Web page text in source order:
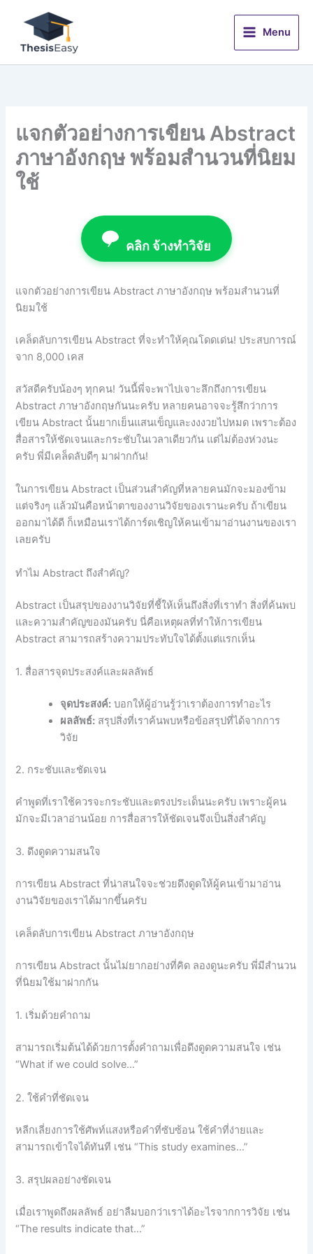
content
Menu
แจกตัวอย่างการเขียน Abstract
ภาษาอังกฤษ พร้อมสำนวนที่นิยม
ใช้
คลิก จ้างทำวิจัย
แจกตัวอย่างการเขียน Abstract ภาษาอังกฤษ พร้อมสำนวนที่
นิยมใช้
เคล็ดลับการเขียน Abstract ที่จะทำให้คุณโดดเด่น! ประสบการณ์
จาก 8,000 เคส
สวัสดีครับน้องๆ ทุกคน! วันนี้พี่จะพาไปเจาะลึกถึงการเขียน
Abstract ภาษาอังกฤษกันนะครับ หลายคนอาจจะรู้สึกว่าการ
เขียน Abstract นั้นยากเย็นแสนเข็ญและงงงวยไปหมด เพราะต้อง
สื่อสารให้ชัดเจนและกระชับในเวลาเดียวกัน แต่ไม่ต้องห่วงนะ
ครับ พี่มีเคล็ดลับดีๆ มาฝากกัน!
ในการเขียน Abstract เป็นส่วนสำคัญที่หลายคนมักจะมองข้าม
แต่จริงๆ แล้วมันคือหน้าตาของงานวิจัยของเรานะครับ ถ้าเขียน
ออกมาได้ดี ก็เหมือนเราได้การ์ดเชิญให้คนเข้ามาอ่านงานของเรา
เลยครับ
ทำไม Abstract ถึงสำคัญ?
Abstract เป็นสรุปของงานวิจัยที่ชี้ให้เห็นถึงสิ่งที่เราทำ สิ่งที่ค้นพบ
และความสำคัญของมันครับ นี่คือเหตุผลที่ทำให้การเขียน
Abstract สามารถสร้างความประทับใจได้ตั้งแต่แรกเห็น
1. สื่อสารจุดประสงค์และผลลัพธ์
จุดประสงค์: บอกให้ผู้อ่านรู้ว่าเราต้องการทำอะไร
ผลลัพธ์: สรุปสิ่งที่เราค้นพบหรือข้อสรุปที่ได้จากการ
วิจัย
2. กระชับและชัดเจน
คำพูดที่เราใช้ควรจะกระชับและตรงประเด็นนะครับ เพราะผู้คน
มักจะมีเวลาอ่านน้อย การสื่อสารให้ชัดเจนจึงเป็นสิ่งสำคัญ
3. ดึงดูดความสนใจ
การเขียน Abstract ที่น่าสนใจจะช่วยดึงดูดให้ผู้คนเข้ามาอ่าน
งานวิจัยของเราได้มากขึ้นครับ
เคล็ดลับการเขียน Abstract ภาษาอังกฤษ
การเขียน Abstract นั้นไม่ยากอย่างที่คิด ลองดูนะครับ พี่มีสำนวน
ที่นิยมใช้มาฝากกัน
1. เริ่มด้วยคำถาม
สามารถเริ่มต้นได้ด้วยการตั้งคำถามเพื่อดึงดูดความสนใจ เช่น
“What if we could solve…”
2. ใช้คำที่ชัดเจน
หลีกเลี่ยงการใช้ศัพท์แสงหรือคำที่ซับซ้อน ใช้คำที่ง่ายและ
สามารถเข้าใจได้ทันที เช่น “This study examines…”
3. สรุปผลอย่างชัดเจน
เมื่อเราพูดถึงผลลัพธ์ อย่าลืมบอกว่าเราได้อะไรจากการวิจัย เช่น
“The results indicate that…”